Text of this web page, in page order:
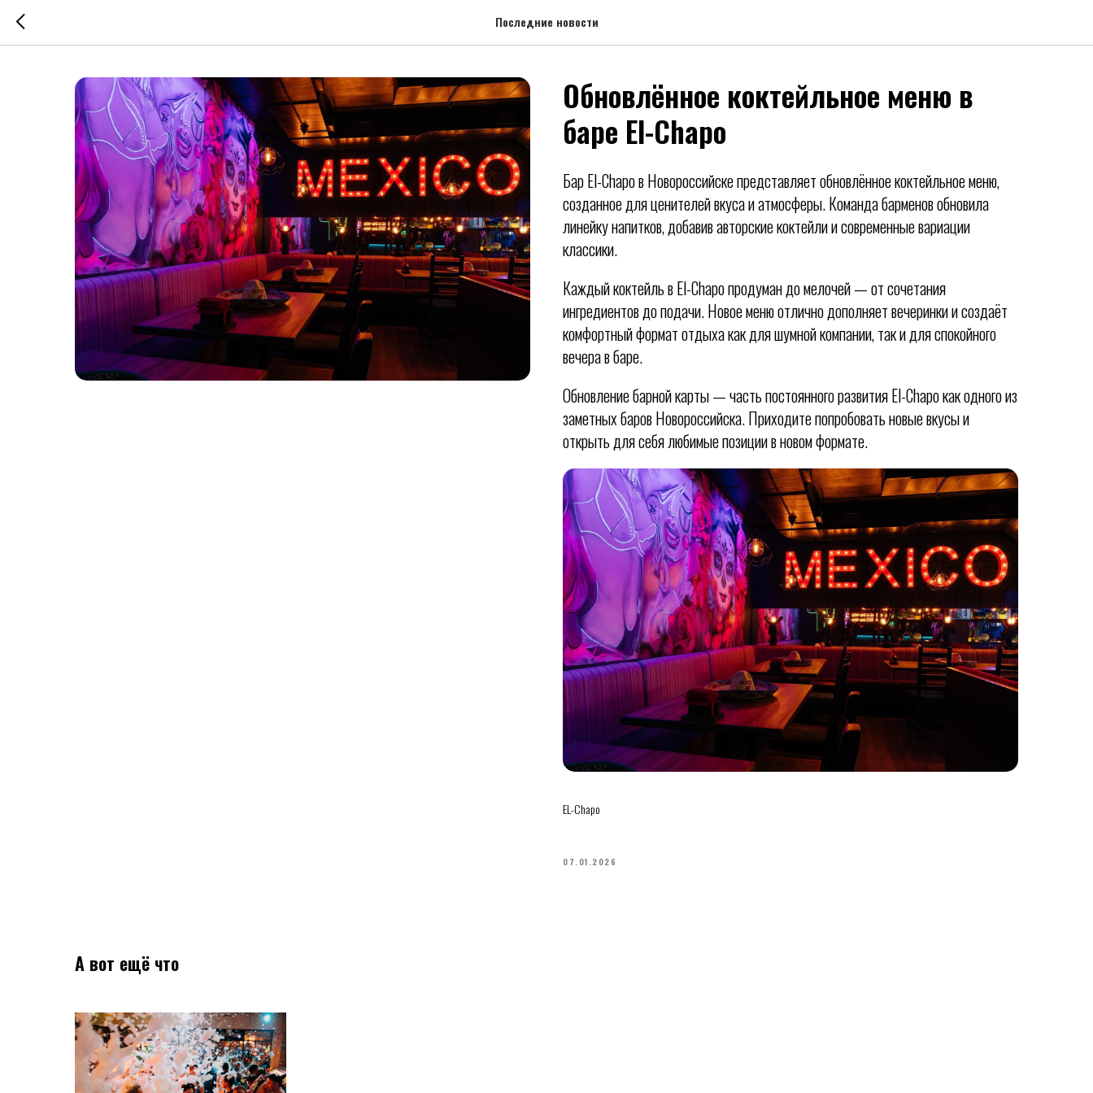
Последние новости
Обновлённое коктейльное меню в
баре El-Chapo
Бар El-Chapo в Новороссийске представляет обновлённое коктейльное меню,
созданное для ценителей вкуса и атмосферы. Команда барменов обновила
линейку напитков, добавив авторские коктейли и современные вариации
классики.
Каждый коктейль в El-Chapo продуман до мелочей — от сочетания
ингредиентов до подачи. Новое меню отлично дополняет вечеринки и создаёт
комфортный формат отдыха как для шумной компании, так и для спокойного
вечера в баре.
Обновление барной карты — часть постоянного развития El-Chapo как одного из
заметных баров Новороссийска. Приходите попробовать новые вкусы и
открыть для себя любимые позиции в новом формате.
EL-Chapo
07.01.2026
А вот ещё что